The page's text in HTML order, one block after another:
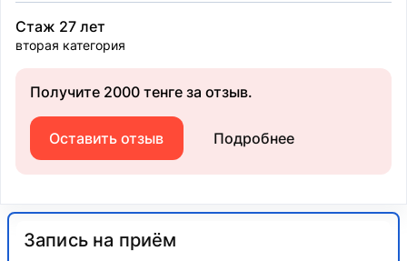
Стаж 27 лет
вторая категория
Получите 2000 тенге за отзыв.
Оставить отзыв Подробнее
Запись на приём